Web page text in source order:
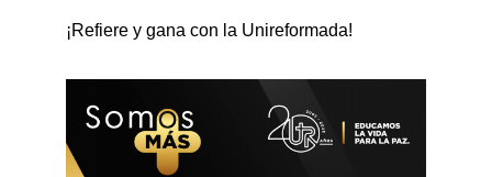
¡Refiere y gana con la Unireformada!